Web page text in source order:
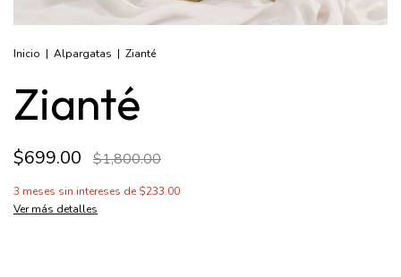
Inicio | Alpargatas | Zianté
Zianté
$699.00 $1,800.00
3 meses sin intereses de $233.00
Ver más detalles